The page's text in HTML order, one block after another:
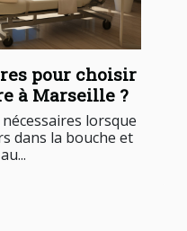
pour choisir
à Marseille ?
lorsque
dans la bouche et